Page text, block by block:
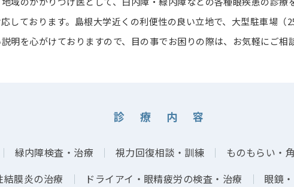
しております。島根大学近くの利便性の良い立地で、大型駐車場（
明を心がけておりますので、目の事でお困りの際は、お気軽にご相
診 療 内 容
｜ 緑内障検査・治療 ｜ 視力回復相談・訓練 ｜ ものもらい・
膜炎の治療
｜ ドライアイ・眼精疲労の検査・治療 ｜ 眼鏡